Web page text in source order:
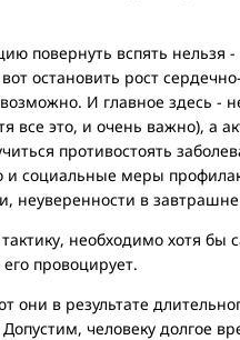
повернуть вспять нельзя
остановить рост
И главное здесь -
все это, и очень важно), а
противостоять
и социальные меры
неуверенности в
необходимо хотя бы
провоцирует.
в результате
человеку долгое